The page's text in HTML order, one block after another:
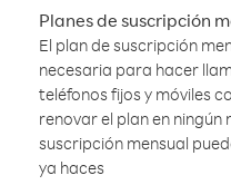
Planes de suscripción
El plan de suscripción
necesaria para hacer
teléfonos fijos y móviles
renovar el plan en ningún
suscripción mensual
ya haces